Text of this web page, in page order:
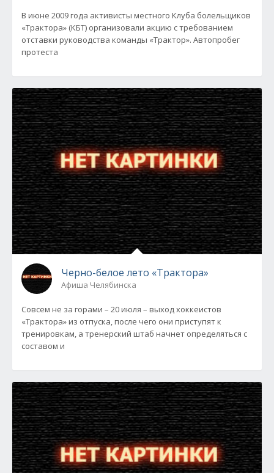
В июне 2009 года активисты местного Клуба болельщиков
«Трактора» (КБТ) организовали акцию с требованием
отставки руководства команды «Трактор». Автопробег
протеста
Черно-белое лето «Трактора»
Афиша Челябинска
Совсем не за горами – 20 июля – выход хоккеистов
«Трактора» из отпуска, после чего они приступят к
тренировкам, а тренерский штаб начнет определяться с
составом и